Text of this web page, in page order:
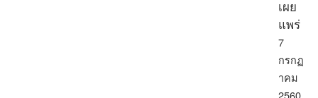
เผย
แพร่
7
กรกฏ
าคม
2560